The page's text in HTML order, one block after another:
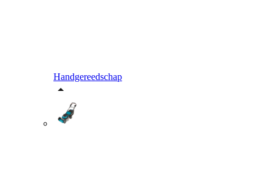
Handgereedschap